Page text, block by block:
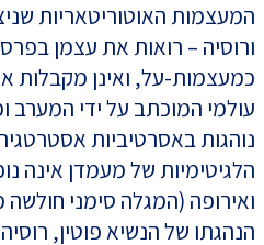
המעצמות האוטוריטאריות
ורוסיה – רואות את עצמן
כמעצמות-על, ואינן מקבלות
עולמי המוכתב על ידי המערב
נוהגות באסרטיביות
הלגיטימיות של מעמדן אינה
ואירופה (המגלה סימני
הנהגתו של הנשיא פוטין,